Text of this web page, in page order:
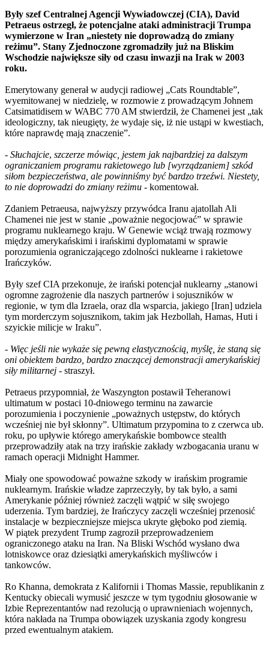
Były szef Centralnej Agencji Wywiadowczej (CIA), David
Petraeus ostrzegł, że potencjalne ataki administracji Trumpa
wymierzone w Iran „niestety nie doprowadzą do zmiany
reżimu”. Stany Zjednoczone zgromadziły już na Bliskim
Wschodzie największe siły od czasu inwazji na Irak w 2003
roku.
Emerytowany generał w audycji radiowej „Cats Roundtable”,
wyemitowanej w niedzielę, w rozmowie z prowadzącym Johnem
Catsimatidisem w WABC 770 AM stwierdził, że Chamenei jest „tak
ideologiczny, tak nieugięty, że wydaje się, iż nie ustąpi w kwestiach,
które naprawdę mają znaczenie”.
- Słuchajcie, szczerze mówiąc, jestem jak najbardziej za dalszym
ograniczaniem programu rakietowego lub [wyrządzaniem] szkód
siłom bezpieczeństwa, ale powinniśmy być bardzo trzeźwi. Niestety,
to nie doprowadzi do zmiany reżimu - komentował.
Zdaniem Petraeusa, najwyższy przywódca Iranu ajatollah Ali
Chamenei nie jest w stanie „poważnie negocjować” w sprawie
programu nuklearnego kraju. W Genewie wciąż trwają rozmowy
między amerykańskimi i irańskimi dyplomatami w sprawie
porozumienia ograniczającego zdolności nuklearne i rakietowe
Irańczyków.
Były szef CIA przekonuje, że irański potencjał nuklearny „stanowi
ogromne zagrożenie dla naszych partnerów i sojuszników w
regionie, w tym dla Izraela, oraz dla wsparcia, jakiego [Iran] udziela
tym morderczym sojusznikom, takim jak Hezbollah, Hamas, Huti i
szyickie milicje w Iraku”.
- Więc jeśli nie wykaże się pewną elastycznością, myślę, że staną się
oni obiektem bardzo, bardzo znaczącej demonstracji amerykańskiej
siły militarnej - straszył.
Petraeus przypomniał, że Waszyngton postawił Teheranowi
ultimatum w postaci 10-dniowego terminu na zawarcie
porozumienia i poczynienie „poważnych ustępstw, do których
wcześniej nie był skłonny”. Ultimatum przypomina to z czerwca ub.
roku, po upływie którego amerykańskie bombowce stealth
przeprowadziły atak na trzy irańskie zakłady wzbogacania uranu w
ramach operacji Midnight Hammer.
Miały one spowodować poważne szkody w irańskim programie
nuklearnym. Irańskie władze zaprzeczyły, by tak było, a sami
Amerykanie później również zaczęli wątpić w siłę swojego
uderzenia. Tym bardziej, że Irańczycy zaczęli wcześniej przenosić
instalacje w bezpieczniejsze miejsca ukryte głęboko pod ziemią.
W piątek prezydent Trump zagroził przeprowadzeniem
ograniczonego ataku na Iran. Na Bliski Wschód wysłano dwa
lotniskowce oraz dziesiątki amerykańskich myśliwców i
tankowców.
Ro Khanna, demokrata z Kalifornii i Thomas Massie, republikanin z
Kentucky obiecali wymusić jeszcze w tym tygodniu głosowanie w
Izbie Reprezentantów nad rezolucją o uprawnieniach wojennych,
która nakłada na Trumpa obowiązek uzyskania zgody kongresu
przed ewentualnym atakiem.